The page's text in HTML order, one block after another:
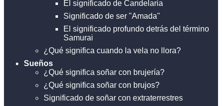
El significado de Candelaria
Significado de ser "Amada"
El significado profundo detrás del término
Samurai
¿Qué significa cuando la vela no llora?
Sueños
¿Qué significa soñar con brujería?
¿Qué significa soñar con brujos?
Significado de soñar con extraterrestres